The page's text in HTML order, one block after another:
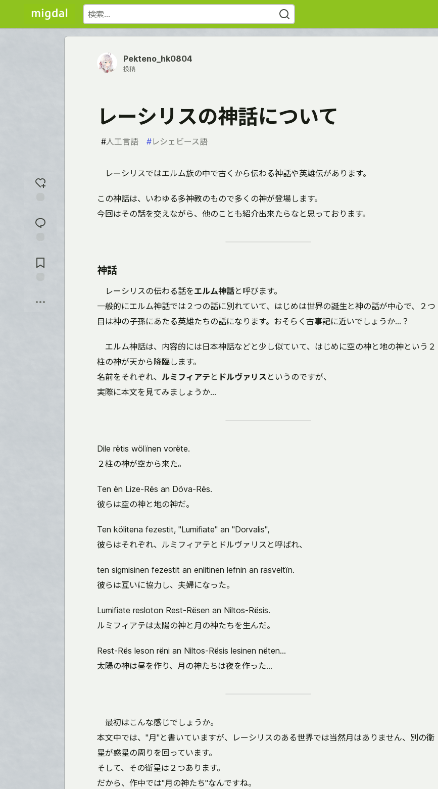
応
を
メ
ン
ぶ
Pekteno_hk0804
投稿
レーシリスの神話について
#人工言語 #レシェビース語
レーシリスではエルム族の中で古くから伝わる神話や英雄伝があります。
この神話は、いわゆる多神教のもので多くの神が登場します。
今回はその話を交えながら、他のことも紹介出来たらなと思っております。
神話
レーシリスの伝わる話をエルム神話と呼びます。
一般的にエルム神話では２つの話に別れていて、はじめは世界の誕生と神の話が中心で、２つ
目は神の子孫にあたる英雄たちの話になります。おそらく古事記に近いでしょうか...？
エルム神話は、内容的には日本神話などと少し似ていて、はじめに空の神と地の神という２
柱の神が天から降臨します。
名前をそれぞれ、 ルミフィアテ と ドルヴァリス というのですが、
実際に本文を見てみましょうか...
Dile rëtis wölïnen vorëte.
２柱の神が空から来た。
Ten ën Lize-Rës an Döva-Rës.
彼らは空の神と地の神だ。
Ten kölitena fezestit, "Lumifiate" an "Dorvalis",
彼らはそれぞれ、ルミフィアテとドルヴァリスと呼ばれ、
ten sigmisinen fezestit an enlitinen lefnin an rasveltïn.
彼らは互いに協力し、夫婦になった。
Lumifiate resloton Rest-Rësen an Niltos-Rësis.
ルミフィアテは太陽の神と月の神たちを生んだ。
Rest-Rës leson rëni an Niltos-Rësis lesinen nëten...
太陽の神は昼を作り、月の神たちは夜を作った...
最初はこんな感じでしょうか。
本文中では、"月"と書いていますが、レーシリスのある世界では当然月はありません、別の衛
星が惑星の周りを回っています。
そして、その衛星は２つあります。
だから、作中では"月の神たち"なんですね。